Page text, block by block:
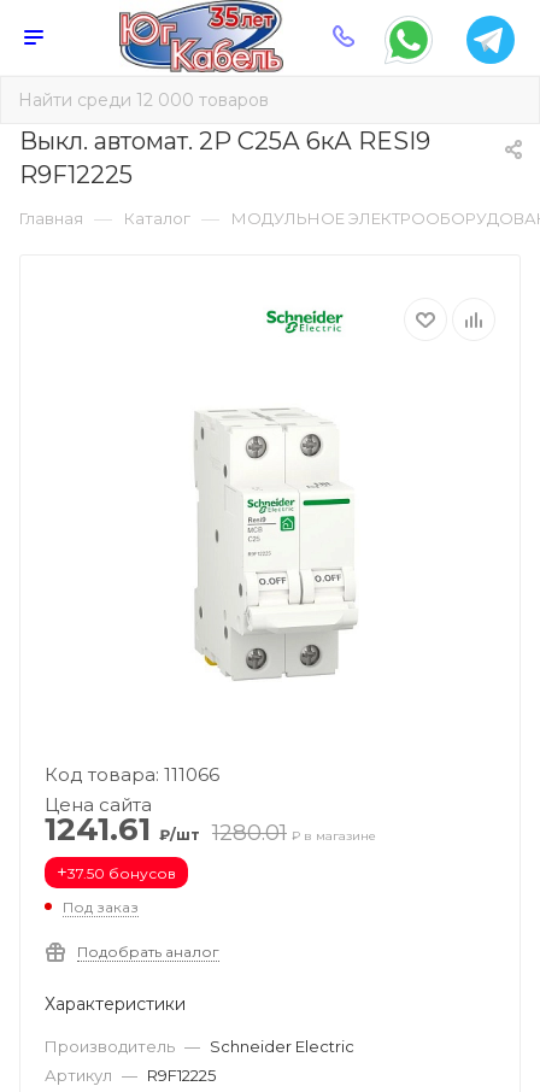
Выкл. автомат. 2Р С25А 6кА RESI9
R9F12225
Главная — Каталог — МОДУЛЬНОЕ
Код товара: 111066
Цена сайта
1241.61 ₽/шт 1280.01 ₽ в магазине
+37.50 бонусов
Под заказ
Подобрать аналог
Характеристики
Производитель — Schneider Electric
Артикул — R9F12225